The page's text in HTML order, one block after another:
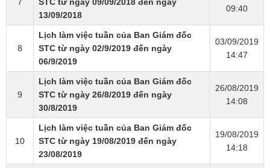
13/09/2018
09:40
8
Lịch làm việc tuần của Ban Giám đốc
STC từ ngày 02/9/2019 đến ngày
06/9/2019
03/09/2019
14:47
9
Lịch làm việc tuần của Ban Giám đốc
STC từ ngày 26/8/2019 đến ngày
30/8/2019
26/08/2019
14:08
10
Lịch làm việc tuần của Ban Giám đốc
STC từ ngày 19/08/2019 đến ngày
23/08/2019
19/08/2019
14:18